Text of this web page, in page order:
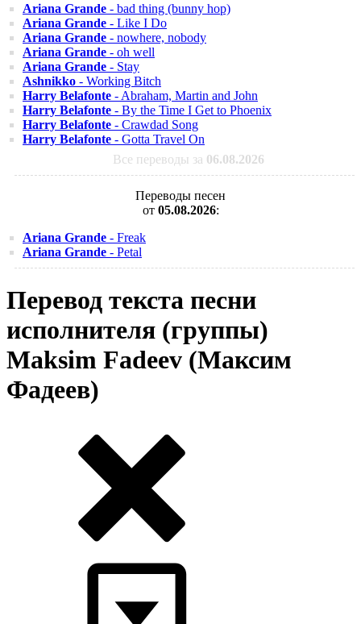
Ariana Grande - bad thing (bunny hop)
Ariana Grande - Like I Do
Ariana Grande - nowhere, nobody
Ariana Grande - oh well
Ariana Grande - Stay
Ashnikko - Working Bitch
Harry Belafonte - Abraham, Martin and John
Harry Belafonte - By the Time I Get to Phoenix
Harry Belafonte - Crawdad Song
Harry Belafonte - Gotta Travel On
Все переводы за 06.08.2026
Переводы песен
от 05.08.2026:
Ariana Grande - Freak
Ariana Grande - Petal
Перевод текста песни
исполнителя (группы)
Maksim Fadeev (Максим
Фадеев)